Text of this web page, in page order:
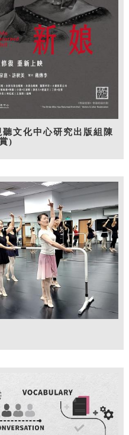
聽文化中心研究出版組陳
)